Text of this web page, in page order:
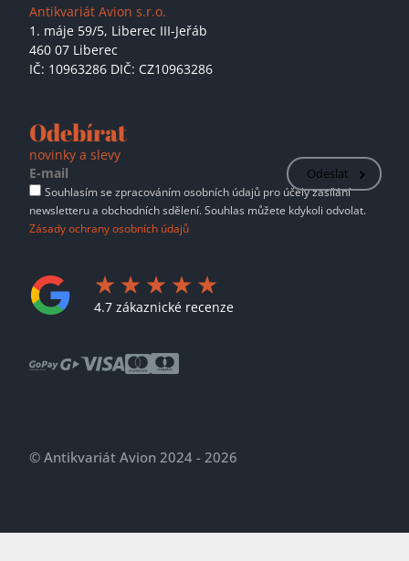
Antikvariát Avion s.r.o.
1. máje 59/5, Liberec III-Jeřáb
460 07 Liberec
IČ: 10963286 DIČ: CZ10963286
Odebírat
novinky a slevy
Odeslat
Souhlasím se zpracováním osobních údajů pro účely zasílání
newsletteru a obchodních sdělení. Souhlas můžete kdykoli odvolat.
Zásady ochrany osobních údajů
4.7 zákaznické recenze
© Antikvariát Avion 2024 - 2026